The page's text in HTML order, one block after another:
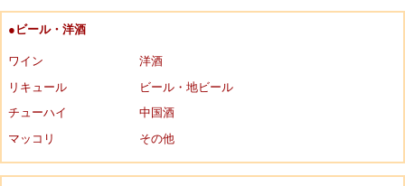
●ビール・洋酒
ワイン
洋酒
リキュール
ビール・地ビール
チューハイ
中国酒
マッコリ
その他